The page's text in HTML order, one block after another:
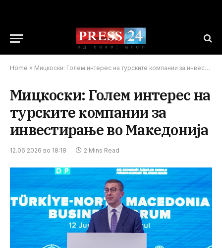
Home » Мицкоски: Голем интерес на турските компании за инвестирање во Македонија
Мицкоски: Голем интерес на
турските компании за
инвестирање во Македонија
12.06.2026 во 18:18 2 Mins Read